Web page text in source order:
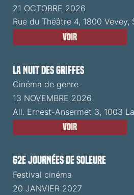
21 OCTOBRE 2026
Rue du Théâtre 4, 1800 Vevey,
Voir
La Nuit des Griffes
Cinéma de genre
13 NOVEMBRE 2026
All. Ernest-Ansermet 3, 1003
Voir
62e Journées de Soleure
Festival cinéma
20 JANVIER 2027